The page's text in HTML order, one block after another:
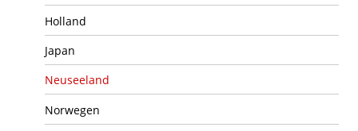
Holland
Japan
Neuseeland
Norwegen